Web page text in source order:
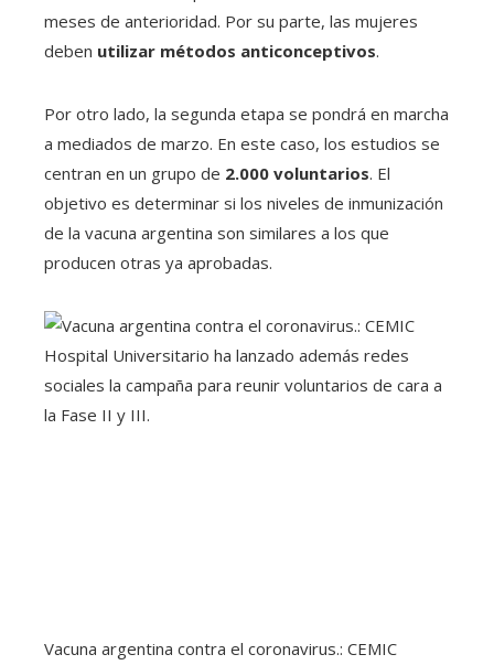
meses de anterioridad. Por su parte, las mujeres
deben utilizar métodos anticonceptivos.
Por otro lado, la segunda etapa se pondrá en marcha
a mediados de marzo. En este caso, los estudios se
centran en un grupo de 2.000 voluntarios. El
objetivo es determinar si los niveles de inmunización
de la vacuna argentina son similares a los que
producen otras ya aprobadas.
Vacuna argentina contra el coronavirus.: CEMIC